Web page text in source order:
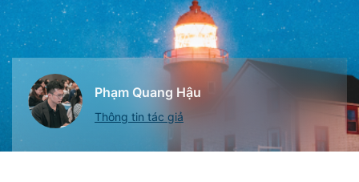
Phạm Quang Hậu
Thông tin tác giả